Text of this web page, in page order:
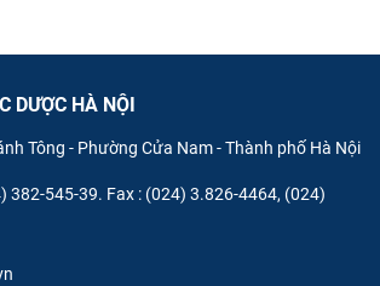
DƯỢC HÀ NỘI
Tông - Phường Cửa Nam - Thành phố Hà Nội
382-545-39. Fax : (024) 3.826-4464, (024)